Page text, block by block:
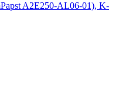
A2E250-AL06-01), K-